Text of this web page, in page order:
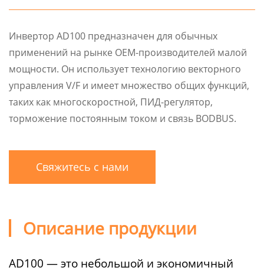
Инвертор AD100 предназначен для обычных
применений на рынке OEM-производителей малой
мощности. Он использует технологию векторного
управления V/F и имеет множество общих функций,
таких как многоскоростной, ПИД-регулятор,
торможение постоянным током и связь BODBUS.
Свяжитесь с нами
Описание продукции
AD100 — это небольшой и экономичный